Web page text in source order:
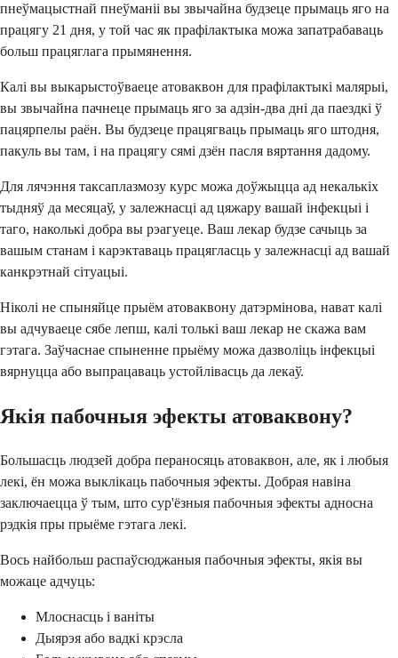
пнеўмацыстнай пнеўманіі вы звычайна будзеце прымаць яго на
працягу 21 дня, у той час як прафілактыка можа запатрабаваць
больш працяглага прымянення.
Калі вы выкарыстоўваеце атоваквон для прафілактыкі малярыі,
вы звычайна пачнеце прымаць яго за адзін-два дні да паездкі ў
пацярпелы раён. Вы будзеце працягваць прымаць яго штодня,
пакуль вы там, і на працягу сямі дзён пасля вяртання дадому.
Для лячэння таксаплазмозу курс можа доўжыцца ад некалькіх
тыдняў да месяцаў, у залежнасці ад цяжару вашай інфекцыі і
таго, наколькі добра вы рэагуеце. Ваш лекар будзе сачыць за
вашым станам і карэктаваць працягласць у залежнасці ад вашай
канкрэтнай сітуацыі.
Ніколі не спыняйце прыём атоваквону датэрмінова, нават калі
вы адчуваеце сябе лепш, калі толькі ваш лекар не скажа вам
гэтага. Заўчаснае спыненне прыёму можа дазволіць інфекцыі
вярнуцца або выпрацаваць устойлівасць да лекаў.
Якія пабочныя эфекты атоваквону?
Большасць людзей добра пераносяць атоваквон, але, як і любыя
лекі, ён можа выклікаць пабочныя эфекты. Добрая навіна
заключаецца ў тым, што сур'ёзныя пабочныя эфекты адносна
рэдкія пры прыёме гэтага лекі.
Вось найбольш распаўсюджаныя пабочныя эфекты, якія вы
можаце адчуць:
Млоснасць і ваніты
Дыярэя або вадкі крэсла